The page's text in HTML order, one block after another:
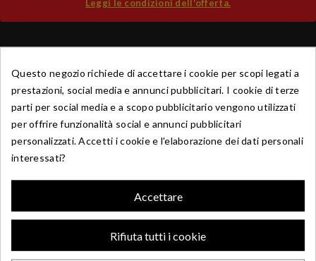
Leggi le condizioni dell'offerta.
BMW
Home Ricambi usati Bmw
Questo negozio richiede di accettare i cookie per scopi legati a
prestazioni, social media e annunci pubblicitari. I cookie di terze
parti per social media e a scopo pubblicitario vengono utilizzati
per offrire funzionalità social e annunci pubblicitari
personalizzati. Accetti i cookie e l'elaborazione dei dati personali
interessati?
Accettare
Rifiuta tutti i cookie